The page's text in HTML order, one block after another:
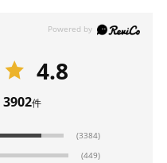
4.8
3902件
(3384)
(449)